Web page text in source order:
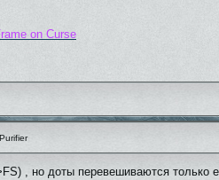
on Curse
, но доты перевешиваются только